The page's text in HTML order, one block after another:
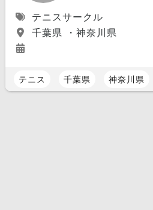
テニスサークル
千葉県 ・神奈川県
テニス 千葉県 神奈川県